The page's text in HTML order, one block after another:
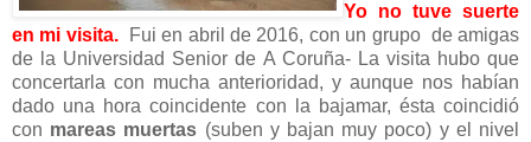
Yo no tuve suerte
en mi visita.
Fui en abril de 2016, con un grupo de amigas
de la Universidad Senior de A Coruña- La visita hubo que
concertarla con mucha anterioridad, y aunque nos habían
dado una hora coincidente con la bajamar, ésta coincidió
con mareas muertas (suben y bajan muy poco) y el nivel